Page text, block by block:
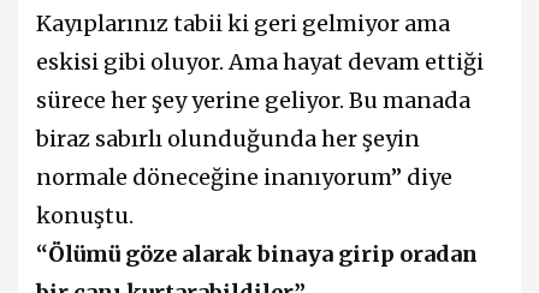
Kayıplarınız tabii ki geri gelmiyor ama
eskisi gibi oluyor. Ama hayat devam ettiği
sürece her şey yerine geliyor. Bu manada
biraz sabırlı olunduğunda her şeyin
normale döneceğine inanıyorum” diye
konuştu.
“Ölümü göze alarak binaya girip oradan